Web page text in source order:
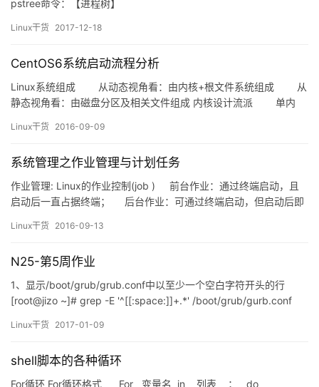
pstree命令：【进程树】
Linux干货 2017-12-18
CentOS6系统启动流程分析
Linux系统组成 从动态视角看：由内核+根文件系统组成 从
静态视角看：由磁盘分区及相关文件组成 内核设计流派 单内
Linux干货 2016-09-09
系统管理之作业管理与计划任务
作业管理: Linux的作业控制(job ) 前台作业：通过终端启动，且
启动后一直占据终端； 后台作业：可通过终端启动，但启动后即
的…
Linux干货 2016-09-13
N25-第5周作业
1、显示/boot/grub/grub.conf中以至少一个空白字符开头的行
[root@jizo ~]# grep -E '^[[:space:]]+.*' /boot/grub/gurb.conf
符，…
Linux干货 2017-01-09
shell脚本的各种循环
For循环 For循环格式 For 变量名 in 列表 ； do